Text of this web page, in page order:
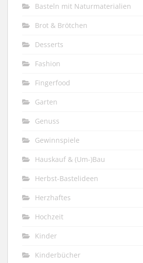
Basteln mit Naturmaterialien
Brot & Brötchen
Desserts
Fashion
Fingerfood
Garten
Genuss
Gewinnspiele
Hauskauf & (Um-)Bau
Herbst-Bastelideen
Herzhaftes
Hochzeit
Kinder
Kinderbücher